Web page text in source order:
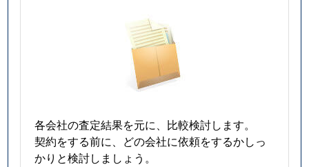
各会社の査定結果を元に、比較検討します。
契約をする前に、どの会社に依頼をするかしっ
かりと検討しましょう。